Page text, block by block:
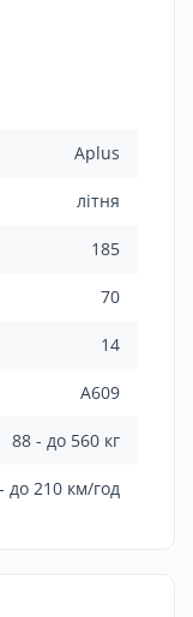
Aplus
літня
185
70
14
A609
88 - до 560 кг
до 210 км/год